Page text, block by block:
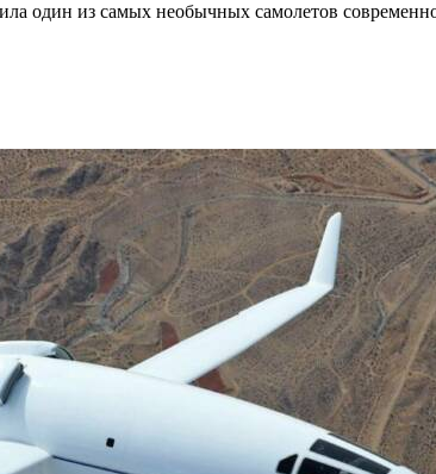
один из самых необычных самолетов